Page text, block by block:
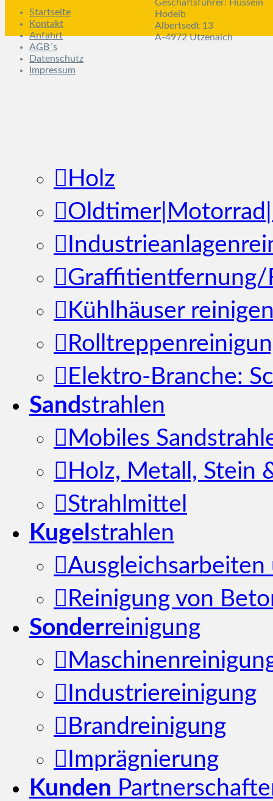
Startseite
Kontakt
Anfahrt
AGB´s
Datenschutz
Impressum
Geschäftsführer: Hussein
Hodeib
Albertsedt 13
A-4972 Utzenaich
Holz
Graffitientfernung/
Kühlhäuser
Elektro-Branche:
Sandstrahlen
Mobiles
Holz, Metall, Stein
Strahlmittel
Kugel strahlen
Reinigung von
Sonderreinigung
Industriereinigung
Brandreinigung
Imprägnierung
Kunden